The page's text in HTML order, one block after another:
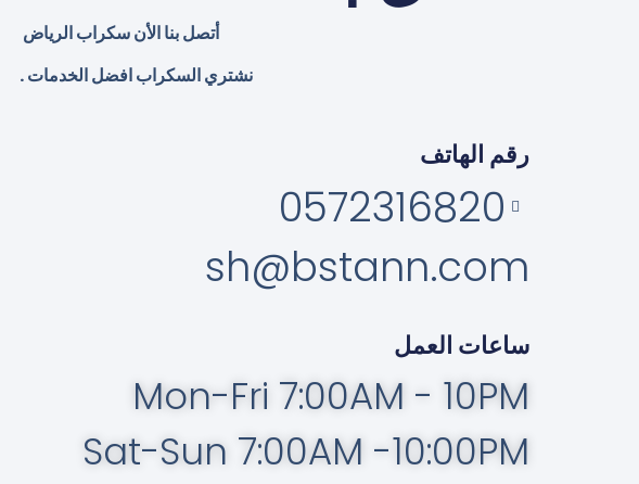
أتصل بنا الأن سكراب الرياض
نشتري السكراب افضل الخدمات .
رقم الهاتف
0572316820
sh@bstann.com
ساعات العمل
Mon-Fri 7:00AM - 10PM
Sat-Sun 7:00AM -10:00PM